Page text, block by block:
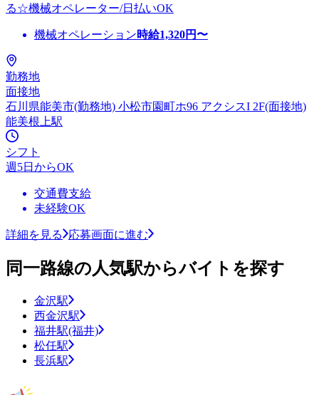
る☆機械オペレーター/日払いOK
機械オペレーション時給1,320円〜
勤務地
面接地
石川県能美市(勤務地) 小松市園町ホ96 アクシスI 2F(面接地)
能美根上駅
シフト
週5日からOK
交通費支給
未経験OK
詳細を見る 応募画面に進む
同一路線の人気駅からバイトを探す
金沢駅
西金沢駅
福井駅(福井)
松任駅
長浜駅